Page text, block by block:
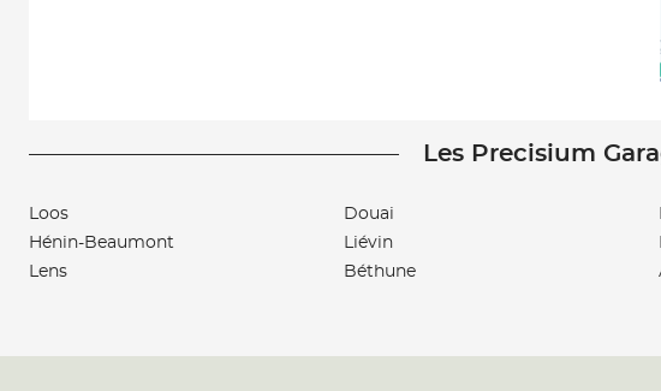
Les Precisium
Loos
Hénin-Beaumont
Lens
Douai
Liévin
Béthune